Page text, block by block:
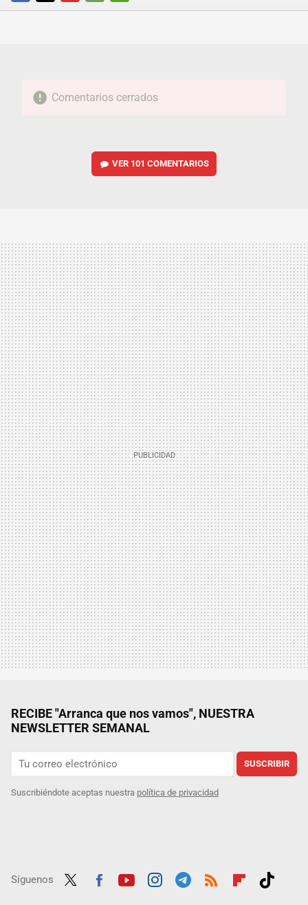
FACEBOOKTWITTERFLIPBOARD
E-
WHATSAPP
Comentarios cerrados
VER 101 COMENTARIOS
RECIBE "Arranca que nos vamos", NUESTRA
NEWSLETTER SEMANAL
SUSCRIBIR
Suscribiéndote aceptas nuestra política de privacidad
Síguenos